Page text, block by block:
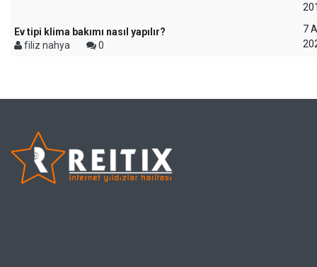
Ev tipi klima bakımı nasıl yapılır?
filiz nahya
0
7